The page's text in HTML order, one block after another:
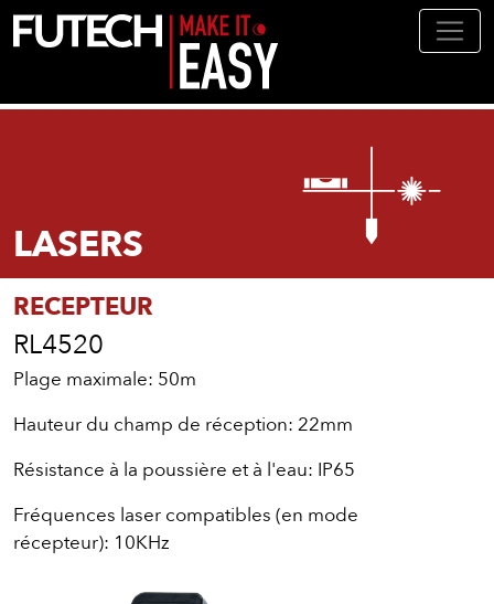
Aller au contenu principal
LASERS
RECEPTEUR
RL4520
Plage maximale: 50m
Hauteur du champ de réception: 22mm
Résistance à la poussière et à l'eau: IP65
Fréquences laser compatibles (en mode
récepteur): 10KHz